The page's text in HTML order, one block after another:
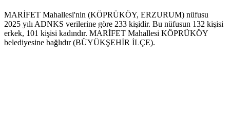
MARİFET Mahallesi'nin (KÖPRÜKÖY, ERZURUM) nüfusu
2025 yılı ADNKS verilerine göre 233 kişidir. Bu nüfusun 132 kişisi
erkek, 101 kişisi kadındır. MARİFET Mahallesi KÖPRÜKÖY
belediyesine bağlıdır (BÜYÜKŞEHİR İLÇE).